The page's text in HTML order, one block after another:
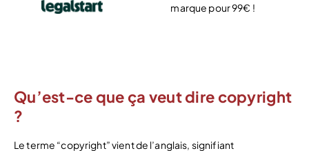
marque pour 99€ !
Qu’est-ce que ça veut dire copyright
?
Le terme “copyright” vient de l’anglais, signifiant